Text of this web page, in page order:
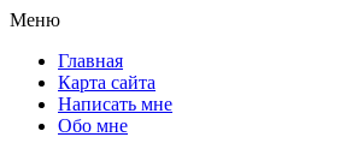
Меню
Главная
Карта сайта
Написать мне
Обо мне